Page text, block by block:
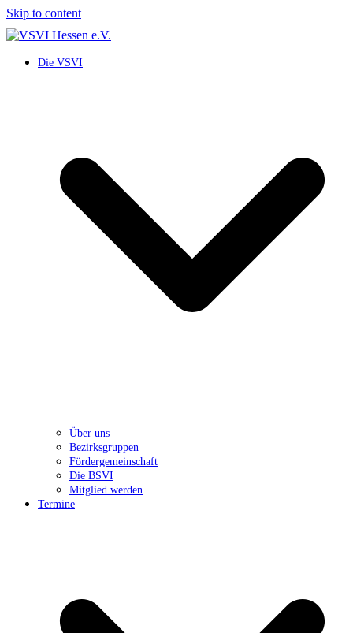
Skip to content
Die VSVI
Über uns
Bezirksgruppen
Fördergemeinschaft
Die BSVI
Mitglied werden
Termine